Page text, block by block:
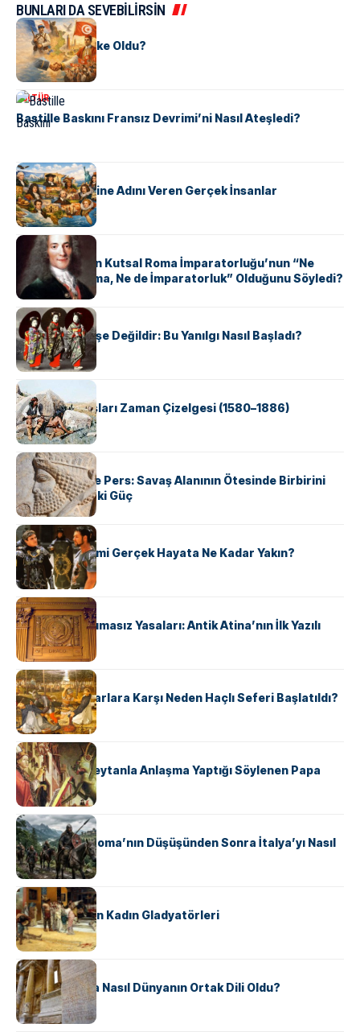
BUNLARI DA SEVEBİLİRSİN
KÜLTÜR
Tunus Nasıl Ülke Oldu?
KÜLTÜR
Bastille Baskını Fransız Devrimi’ni Nasıl Ateşledi?
KÜLTÜR
ABD Eyaletlerine Adını Veren Gerçek İnsanlar
KÜLTÜR
Voltaire Neden Kutsal Roma İmparatorluğu’nun “Ne
Kutsal, Ne Roma, Ne de İmparatorluk” Olduğunu Söyledi?
KÜLTÜR
Geyşalar Fahişe Değildir: Bu Yanılgı Nasıl Başladı?
KÜLTÜR
Apache Savaşları Zaman Çizelgesi (1580–1886)
KÜLTÜR
Antik Yunan ve Pers: Savaş Alanının Ötesinde Birbirini
Şekillendiren İki Güç
KÜLTÜR
‘Gladiator’ Filmi Gerçek Hayata Ne Kadar Yakın?
KÜLTÜR
Draco’nun Acımasız Yasaları: Antik Atina’nın İlk Yazılı
Hukuk Kodu
KÜLTÜR
Avrupalı ​​Katharlara Karşı Neden Haçlı Seferi Başlatıldı?
KÜLTÜR
II. Silvester: Şeytanla Anlaşma Yaptığı Söylenen Papa
KÜLTÜR
Ostrogotlar Roma’nın Düşüşünden Sonra İtalya’yı Nasıl
Ele Geçirdi?
KÜLTÜR
Antik Roma’nın Kadın Gladyatörleri
KÜLTÜR
Antik Yunanca Nasıl Dünyanın Ortak Dili Oldu?